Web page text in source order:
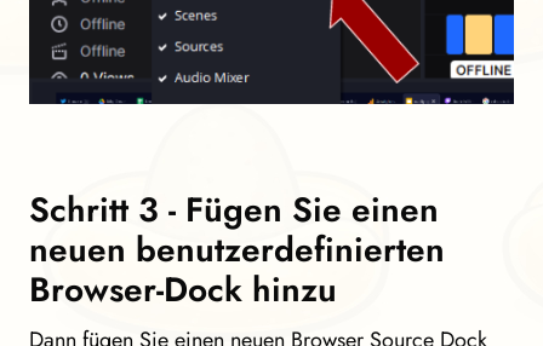
Schritt 3 - Fügen Sie einen
neuen benutzerdefinierten
Browser-Dock hinzu
Dann fügen Sie einen neuen Browser Source Dock